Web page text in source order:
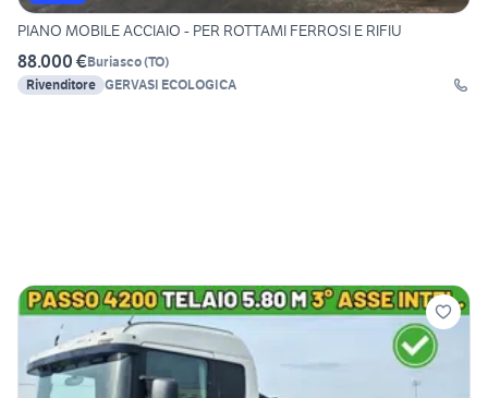
PIANO MOBILE ACCIAIO - PER ROTTAMI FERROSI E RIFIU
88.000 €Buriasco(TO)
Rivenditore GERVASI ECOLOGICA